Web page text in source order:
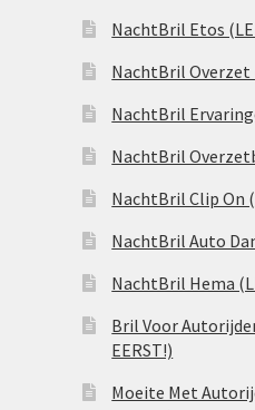
NachtBril Etos
NachtBril Overzet
NachtBril
NachtBril
NachtBril Clip On
NachtBril Auto
NachtBril Hema
Bril Voor
EERST!)
Moeite Met